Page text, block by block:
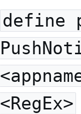
define
<RegEx>